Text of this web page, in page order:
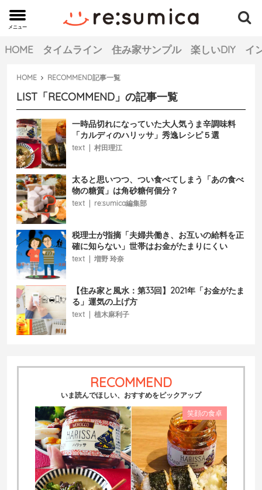
メニュー
MENU
HOME タイムライン 住み家サンプル 楽しいDIY イ
HOME RECOMMEND記事一覧
LIST 「RECOMMEND 」の記事一覧
一時品切れになっていた大人気うま辛調味料
「カルディのハリッサ」秀逸レシピ５選
text 村田理江
太ると思いつつ、つい食べてしまう「あの食べ
物の糖質」は角砂糖何個分？
text re:sumica編集部
税理士が指摘「夫婦共働き、お互いの給料を正
確に知らない」世帯はお金がたまりにくい
text 増野 玲奈
【住み家と風水：第33回】2021年「お金がたま
る」運気の上げ方
text 植木麻利子
RECOMMEND
いま読んでほしい、おすすめをピックアップ
笑顔の食卓